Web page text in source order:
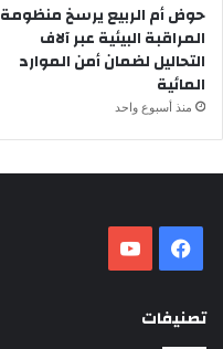
حوض أم الربيع يرسخ منظومة
المراقبة البيئية عبر آلاف
التحاليل لضمان أمن الموارد
المائية
منذ أسبوع واحد
فيسبوك
تصنيفات